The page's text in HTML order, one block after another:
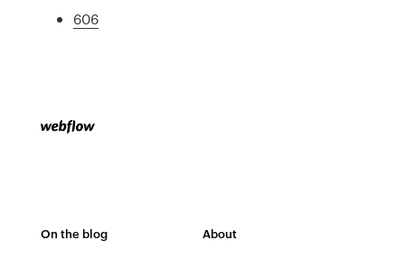
606
On the blog About